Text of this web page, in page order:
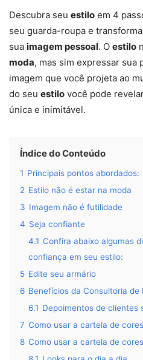
Descubra seu estilo em 4
seu guarda-roupa e
sua imagem pessoal. O estilo
moda, mas sim expressar sua
imagem que você projeta ao
do seu estilo você pode
única e inimitável.
Índice do Conteúdo
1 Principais pontos abordados:
2 Estilo não é estar na moda
3 Imagem não é futilidade
4 Seja confiante
4.1 Confira abaixo algumas
confiança em seu estilo:
5 Edite seu armário
6 Benefícios da Consultoria de
6.1 Depoimentos de clientes
7 Como usar a cartela de
8 Como usar a cartela de